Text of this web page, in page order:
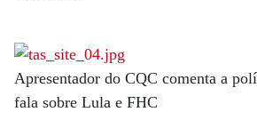
Apresentador do CQC comenta a
fala sobre Lula e FHC